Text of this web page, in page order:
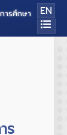
รศึกษา EN
ร